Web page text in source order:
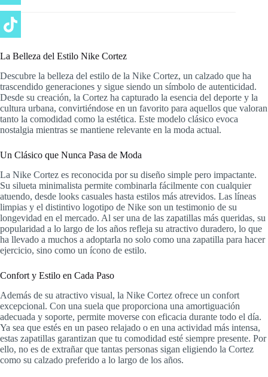
La Belleza del Estilo Nike Cortez
Descubre la belleza del estilo de la Nike Cortez, un calzado que ha
trascendido generaciones y sigue siendo un símbolo de autenticidad.
Desde su creación, la Cortez ha capturado la esencia del deporte y la
cultura urbana, convirtiéndose en un favorito para aquellos que valoran
tanto la comodidad como la estética. Este modelo clásico evoca
nostalgia mientras se mantiene relevante en la moda actual.
Un Clásico que Nunca Pasa de Moda
La Nike Cortez es reconocida por su diseño simple pero impactante.
Su silueta minimalista permite combinarla fácilmente con cualquier
atuendo, desde looks casuales hasta estilos más atrevidos. Las líneas
limpias y el distintivo logotipo de Nike son un testimonio de su
longevidad en el mercado. Al ser una de las zapatillas más queridas, su
popularidad a lo largo de los años refleja su atractivo duradero, lo que
ha llevado a muchos a adoptarla no solo como una zapatilla para hacer
ejercicio, sino como un ícono de estilo.
Confort y Estilo en Cada Paso
Además de su atractivo visual, la Nike Cortez ofrece un confort
excepcional. Con una suela que proporciona una amortiguación
adecuada y soporte, permite moverse con eficacia durante todo el día.
Ya sea que estés en un paseo relajado o en una actividad más intensa,
estas zapatillas garantizan que tu comodidad esté siempre presente. Por
ello, no es de extrañar que tantas personas sigan eligiendo la Cortez
como su calzado preferido a lo largo de los años.